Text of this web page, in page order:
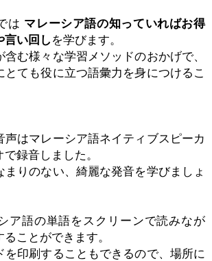
は マレーシア語の知っていればお得
言い回しを学びます。
む様々な学習メソッドのおかげで、
ても役に立つ語彙力を身につけるこ
声はマレーシア語ネイティブスピーカ
録音しました。
まりのない、綺麗な発音を学びましょ
ア語の単語をスクリーンで読みなが
ことができます。
を印刷することもできるので、場所に